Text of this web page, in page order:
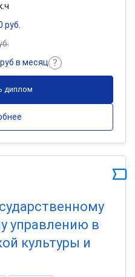
руб.
в месяц
диплом
управлению в
культуры и